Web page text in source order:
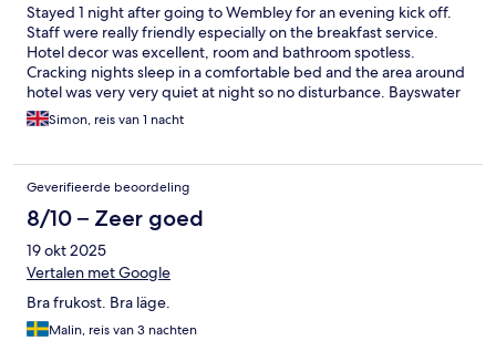
Stayed 1 night after going to Wembley for an evening kick off.
Staff were really friendly especially on the breakfast service.
Hotel decor was excellent, room and bathroom spotless.
Cracking nights sleep in a comfortable bed and the area around
hotel was very very quiet at night so no disturbance. Bayswater
Underground Station literally just round corner with 3 decent
pubs in between. Wouldn’t hesitate to go back for another stay.
Simon, reis van 1 nacht
Geverifieerde beoordeling
8/10 – Zeer goed
19 okt 2025
Vertalen met Google
Bra frukost. Bra läge.
Malin, reis van 3 nachten